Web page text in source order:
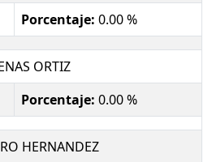
Porcentaje: 0.00 %
ORTIZ
Porcentaje: 0.00 %
HERNANDEZ